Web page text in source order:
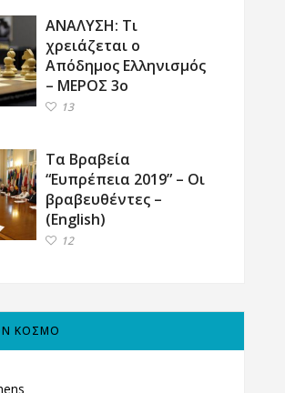
ΑΝΑΛΥΣΗ: Τι
χρειάζεται ο
Απόδημος Ελληνισμός
– ΜΕΡΟΣ 3ο
13
Τα Βραβεία
“Ευπρέπεια 2019” – Οι
βραβευθέντες –
(English)
12
ΚΟΣΜΟ